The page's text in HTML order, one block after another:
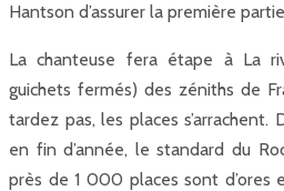
Hantson d’assurer la première
La chanteuse fera étape à La
guichets fermés) des zéniths de
tardez pas, les places s’arrachent.
en fin d’année, le standard du
près de 1 000 places sont d’ores